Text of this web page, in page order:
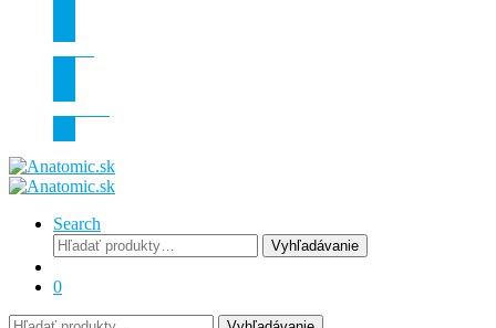
Search
Hľadať:
Vyhľadávanie
0
Hľadať: